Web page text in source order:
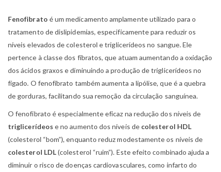
Fenofibrato é um medicamento amplamente utilizado para o
tratamento de dislipidemias, especificamente para reduzir os
níveis elevados de colesterol e triglicerídeos no sangue. Ele
pertence à classe dos fibratos, que atuam aumentando a oxidação
dos ácidos graxos e diminuindo a produção de triglicerídeos no
fígado. O fenofibrato também aumenta a lipólise, que é a quebra
de gorduras, facilitando sua remoção da circulação sanguínea.
O fenofibrato é especialmente eficaz na redução dos níveis de
triglicerídeos e no aumento dos níveis de colesterol HDL
(colesterol “bom”), enquanto reduz modestamente os níveis de
colesterol LDL(colesterol “ruim”). Este efeito combinado ajuda a
diminuir o risco de doenças cardiovasculares, como infarto do